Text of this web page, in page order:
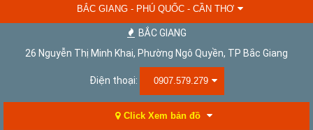
BẮC GIANG - PHÚ QUỐC - CẦN THƠ
BẮC GIANG
26 Nguyễn Thị Minh Khai, Phường Ngô Quyền, TP Bắc Giang
Điện thoại: 0907.579.279
Click Xem bản đồ